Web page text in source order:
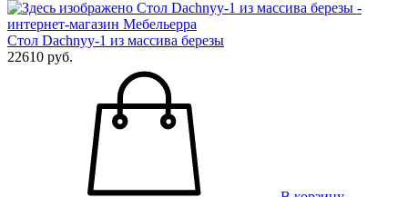
Стол Dachnyy-1 из массива березы
22610 руб.